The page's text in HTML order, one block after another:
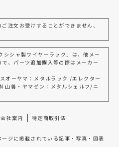
注文お受けすることができません、
シシャ製ワイヤーラック」は、他メー
、パーツ追加購入等の際はメーカー
オーヤマ：メタルラック /エレクター
山善・ヤマゼン：メタルシェルフ/ニ
会社案内 特定商取引法
ジに掲載されている記事・写真・図表